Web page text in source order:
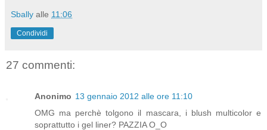
Sbally alle 11:06
Condividi
27 commenti:
Anonimo 13 gennaio 2012 alle ore 11:10
OMG ma perchè tolgono il mascara, i blush multicolor e
soprattutto i gel liner? PAZZIA O_O